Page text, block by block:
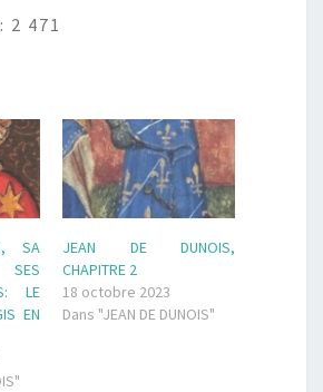
2 471
SA
LE
EN
JEAN DE DUNOIS,
CHAPITRE 2
18 octobre 2023
Dans "JEAN DE DUNOIS"